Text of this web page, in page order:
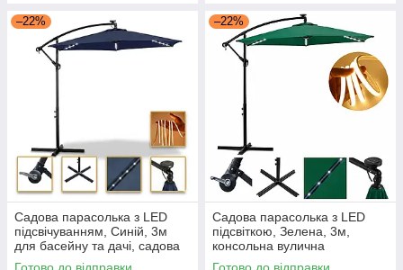
–22%
Садова парасолька з LED
підсвічуванням, Синій, 3м
для басейну та дачі, садова
підвісна парасолька з
–22%
Садова парасолька з LED
підсвіткою, Зелена, 3м,
консольна вулична
парасолька з боковою